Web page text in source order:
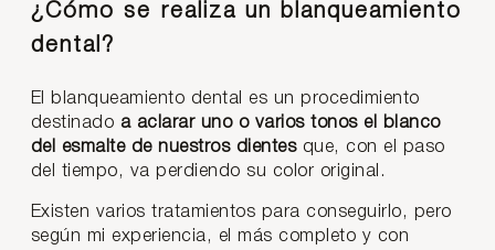
¿Cómo se realiza un blanqueamiento
dental?
El blanqueamiento dental es un procedimiento
destinado a aclarar uno o varios tonos el blanco
del esmalte de nuestros dientesque, con el paso
del tiempo, va perdiendo su color original.
Existen varios tratamientos para conseguirlo, pero
según mi experiencia, el más completo y con